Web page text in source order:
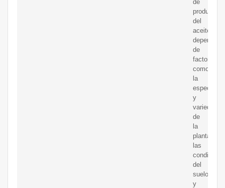
de
producción
del
aceite
depende
de
factores
como
la
especie
y
variedad
de
la
planta,
las
del
suelo
y